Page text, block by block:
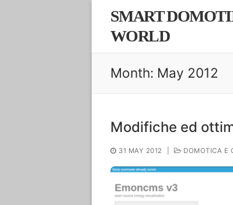
content
SMART
WORLD
Month: May 2012
Modifiche ed
31 MAY 2012 DOMOTICA E